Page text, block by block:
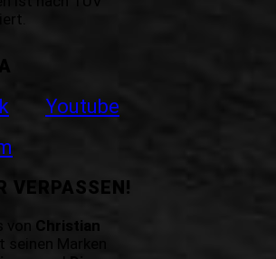
Youtube
VERPASSEN!
von
Christian